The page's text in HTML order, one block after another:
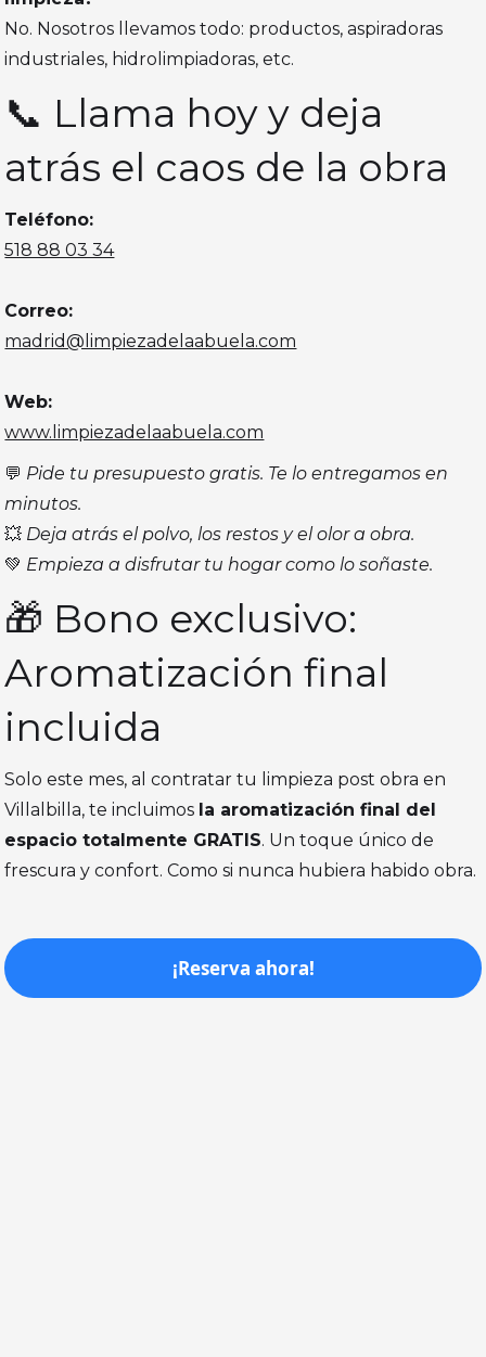
No. Nosotros llevamos todo: productos, aspiradoras
industriales, hidrolimpiadoras, etc.
📞 Llama hoy y deja
atrás el caos de la obra
Teléfono:
518 88 03 34
Correo:
madrid@limpiezadelaabuela.com
Web:
www.limpiezadelaabuela.com
💬 Pide tu presupuesto gratis. Te lo entregamos en
minutos.
💥 Deja atrás el polvo, los restos y el olor a obra.
💚 Empieza a disfrutar tu hogar como lo soñaste.
🎁 Bono exclusivo:
Aromatización final
incluida
Solo este mes, al contratar tu limpieza post obra en
Villalbilla, te incluimos la aromatización final del
espacio totalmente GRATIS. Un toque único de
frescura y confort. Como si nunca hubiera habido obra.
¡Reserva ahora!